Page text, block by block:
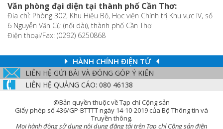
Văn phòng đại diện tại thành phố Cần Thơ:
Địa chỉ: Phòng 302, Khu Hiệu Bộ, Học viện Chính trị Khu vực IV, số
6 Nguyễn Văn Cừ (nối dài), thành phố Cần Thơ
Điện thoại/Fax: (0292) 6250868
HÀNH CHÍNH ĐIỆN TỬ
LIÊN HỆ GỬI BÀI VÀ ĐÓNG GÓP Ý KIẾN
LIÊN HỆ QUẢNG CÁO: 080 46138
@Bản quyền thuộc về Tạp chí Cộng sản
Giấy phép số 436/GP-BTTTT ngày 14-10-2019 của Bộ Thông tin và
Truyền thông.
Mọi hành động sử dụng nội dung đăng tải trên Tạp chí Cộng sản điện